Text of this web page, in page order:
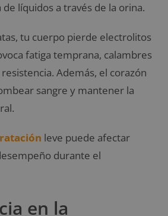
líquidos a través de la orina.
tu cuerpo pierde electrolitos
fatiga temprana, calambres
Además, el corazón
sangre y mantener la
leve puede afectar
durante el
en la